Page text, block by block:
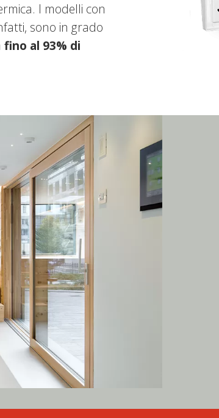
I modelli con
sono in grado
fino al 93% di